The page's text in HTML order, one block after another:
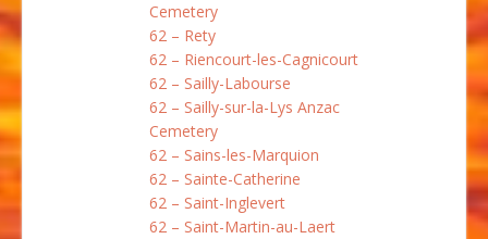
Cemetery
62 – Rety
62 – Riencourt-les-Cagnicourt
62 – Sailly-Labourse
62 – Sailly-sur-la-Lys Anzac
Cemetery
62 – Sains-les-Marquion
62 – Sainte-Catherine
62 – Saint-Inglevert
62 – Saint-Martin-au-Laert